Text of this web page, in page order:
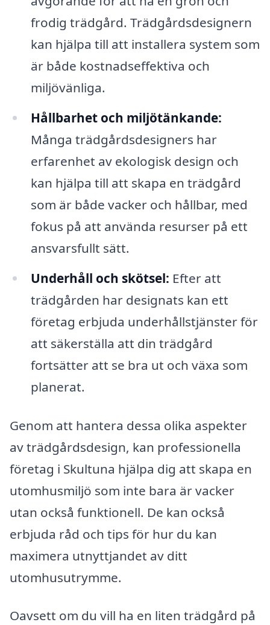
frodig trädgård. Trädgårdsdesignern
kan hjälpa till att installera system som
är både kostnadseffektiva och
miljövänliga.
Hållbarhet och miljötänkande:
Många trädgårdsdesigners har
erfarenhet av ekologisk design och
kan hjälpa till att skapa en trädgård
som är både vacker och hållbar, med
fokus på att använda resurser på ett
ansvarsfullt sätt.
Underhåll och skötsel: Efter att
trädgården har designats kan ett
företag erbjuda underhållstjänster för
att säkerställa att din trädgård
fortsätter att se bra ut och växa som
planerat.
Genom att hantera dessa olika aspekter
av trädgårdsdesign, kan professionella
företag i Skultuna hjälpa dig att skapa en
utomhusmiljö som inte bara är vacker
utan också funktionell. De kan också
erbjuda råd och tips för hur du kan
maximera utnyttjandet av ditt
utomhusutrymme.
Oavsett om du vill ha en liten trädgård på